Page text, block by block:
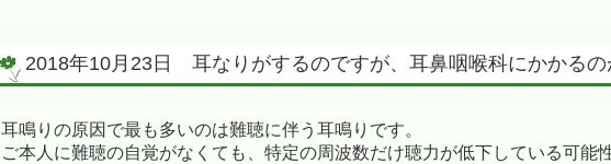
2018年10月23日 耳なりがするのですが、耳鼻咽喉科にかかるの
耳鳴りの原因で最も多いのは難聴に伴う耳鳴りです。
ご本人に難聴の自覚がなくても、特定の周波数だけ聴力が低下している可